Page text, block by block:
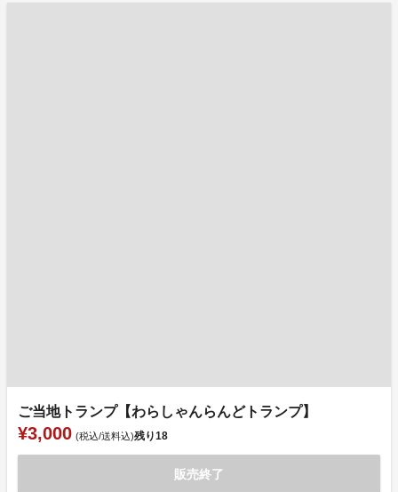
ご当地トランプ【わらしゃんらんどトランプ】
¥3,000 (税込/送料込)残り18
販売終了